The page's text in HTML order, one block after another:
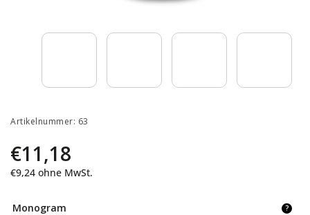
Artikelnummer: 63
€11,18
€9,24 ohne MwSt.
Monogram ?